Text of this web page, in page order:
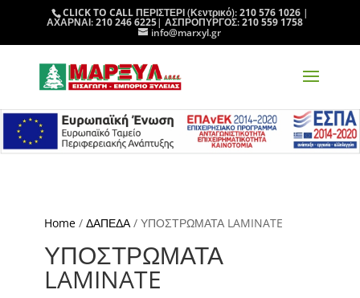
CLICK TO CALLΠΕΡΙΣΤΕΡΙ (Κεντρικό):210 576 1026|
ΑΧΑΡΝΑΙ:210 246 6225| ΑΣΠΡΟΠΥΡΓΟΣ:210 559 1758
info@marxyl.gr
Home/ ΔΑΠΕΔΑ/ ΥΠΟΣΤΡΩΜΑΤΑ LAMINATE
ΥΠΟΣΤΡΩΜΑΤΑ
LAMINATE